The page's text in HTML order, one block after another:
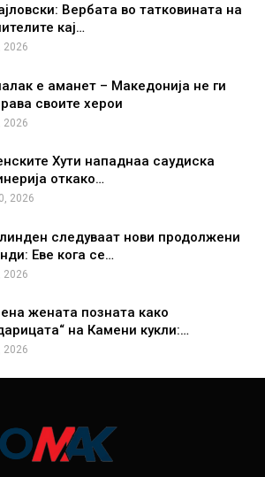
Вербата во татковината на
кај…
2026
е аманет – Македонија не ги
своите херои
2026
Хути нападнаа саудиска
откако…
2026
следуваат нови продолжени
Еве кога се…
2026
жената позната како
на Камени кукли:…
2026